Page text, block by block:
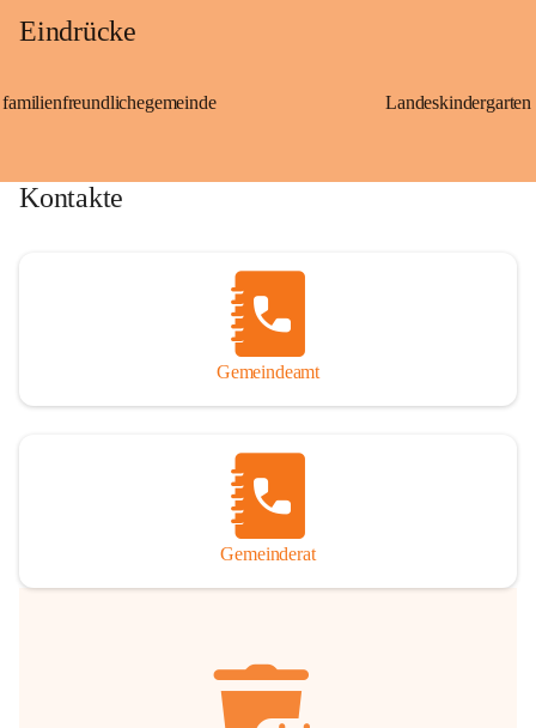
Eindrücke
familienfreundlichegemeinde
Kontakte
Gemeindeamt
Gemeinderat